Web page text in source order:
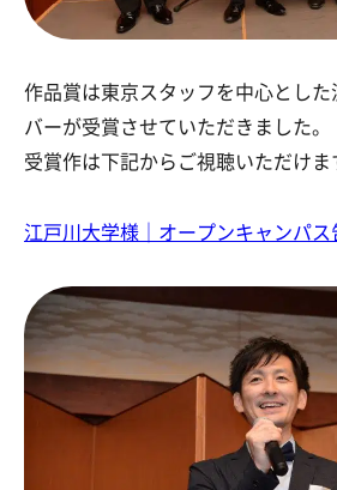
作品賞は東京スタッフを中心とし
バーが受賞させていただきました。
受賞作は下記からご視聴いただけま
江戸川大学様｜オープンキャンパス